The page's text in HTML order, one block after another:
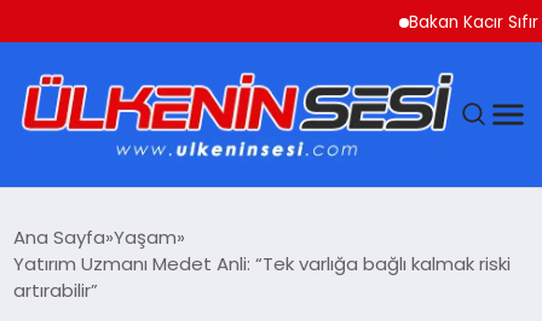
Bakan Kacır Sıfır Atık
EKONOMI
Ana Sayfa Yaşam
Yatırım Uzmanı Medet Anli: “Tek varlığa bağlı kalmak riski
artırabilir”